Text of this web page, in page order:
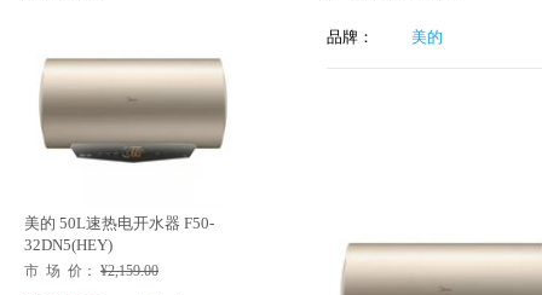
美的 50L速热电开水器 F50-
32DN5(HEY)
市 场 价： ¥2,159.00
品牌： 美的